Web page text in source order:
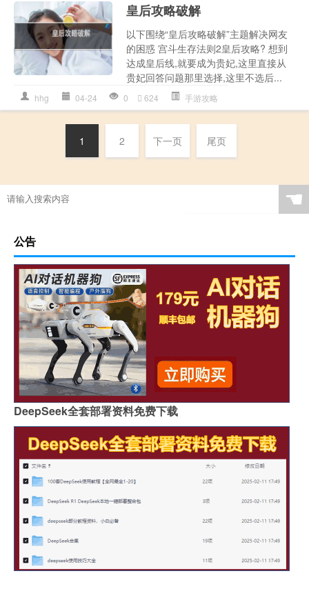
皇后攻略破解
以下围绕“皇后攻略破解”主题解决网友
的困惑 宫斗生存法则2皇后攻略? 想到
达成皇后线,就要成为贵妃,这里直接从
贵妃回答问题那里选择,这里不选后...
hhg 04-24 0 624 手游攻略
1 2 下一页 尾页
☚
公告
DeepSeek全套部署资料免费下载